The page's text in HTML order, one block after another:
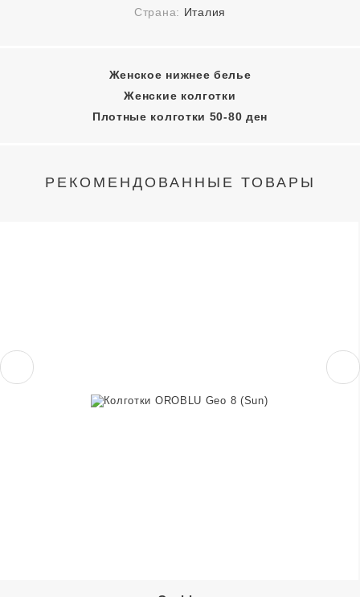
Страна: Италия
Женское нижнее белье
Женские колготки
Плотные колготки 50-80 ден
РЕКОМЕНДОВАННЫЕ ТОВАРЫ